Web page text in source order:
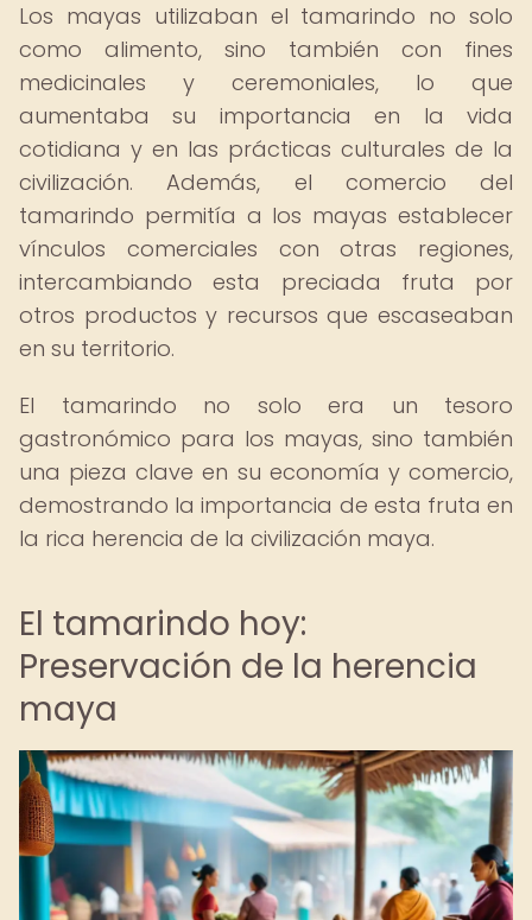
Los mayas utilizaban el tamarindo no solo
como alimento, sino también con fines
medicinales y ceremoniales, lo que
aumentaba su importancia en la vida
cotidiana y en las prácticas culturales de la
civilización. Además, el comercio del
tamarindo permitía a los mayas establecer
vínculos comerciales con otras regiones,
intercambiando esta preciada fruta por
otros productos y recursos que escaseaban
en su territorio.
El tamarindo no solo era un tesoro
gastronómico para los mayas, sino también
una pieza clave en su economía y comercio,
demostrando la importancia de esta fruta en
la rica herencia de la civilización maya.
El tamarindo hoy:
Preservación de la herencia
maya